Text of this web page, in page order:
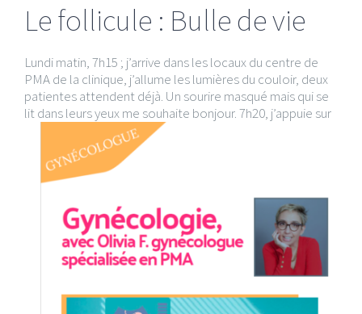
Le follicule : Bulle de vie
Lundi matin, 7h15 ; j’arrive dans les locaux du centre de
PMA de la clinique, j’allume les lumières du couloir, deux
patientes attendent déjà. Un sourire masqué mais qui se
lit dansleurs yeux me souhaite bonjour. 7h20, j’appuie sur